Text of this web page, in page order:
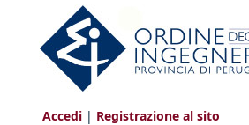
Salta al contenuto principale
Accedi
Registrazione al sito